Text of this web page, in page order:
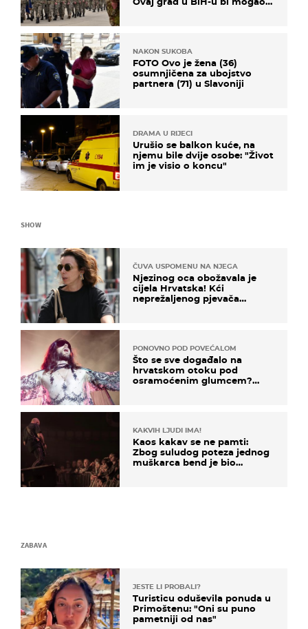
NAKON SUKOBA
FOTO Ovo je žena (36)
osumnjičena za ubojstvo
partnera (71) u Slavoniji
DRAMA U RIJECI
Urušio se balkon kuće, na
njemu bile dvije osobe: "Život
im je visio o koncu"
SHOW
ČUVA USPOMENU NA NJEGA
Njezinog oca obožavala je
cijela Hrvatska! Kći
neprežaljenog pjevača
PONOVNO POD POVEĆALOM
Što se sve događalo na
hrvatskom otoku pod
osramoćenim glumcem?
KAKVIH LJUDI IMA!
Kaos kakav se ne pamti:
Zbog suludog poteza jednog
muškarca bend je bio
ZABAVA
JESTE LI PROBALI?
Turisticu oduševila ponuda u
Primoštenu: "Oni su puno
pametniji od nas"